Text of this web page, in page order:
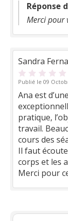
Réponse
Merci pour
Sandra
Publié le 09
Ana est
pratique,
travail.
cours des
Il faut
corps et les
Merci pour